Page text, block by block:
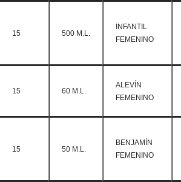
15 500 M.L.
INFANTIL
FEMENINO
15 60 M.L.
ALEVÍN
FEMENINO
15 50 M.L.
BENJAMÍN
FEMENINO